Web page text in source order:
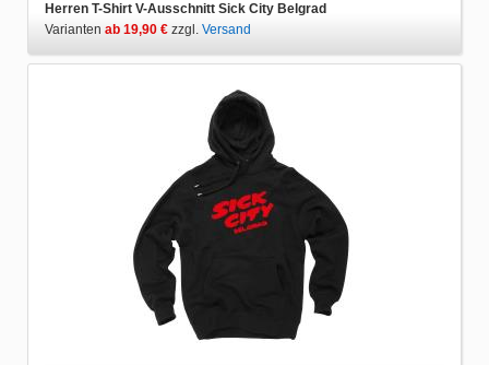
Herren T-Shirt V-Ausschnitt Sick City Belgrad
Varianten ab 19,90 € zzgl. Versand